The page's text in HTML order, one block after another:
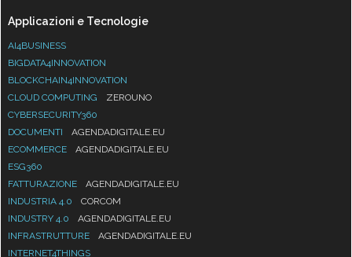
Applicazioni e Tecnologie
AI4BUSINESS
BIGDATA4INNOVATION
BLOCKCHAIN4INNOVATION
CLOUD COMPUTING
ZEROUNO
CYBERSECURITY360
DOCUMENTI
AGENDADIGITALE.EU
ECOMMERCE
AGENDADIGITALE.EU
ESG360
FATTURAZIONE
AGENDADIGITALE.EU
INDUSTRIA 4.0
CORCOM
INDUSTRY 4.0
AGENDADIGITALE.EU
INFRASTRUTTURE
AGENDADIGITALE.EU
INTERNET4THINGS